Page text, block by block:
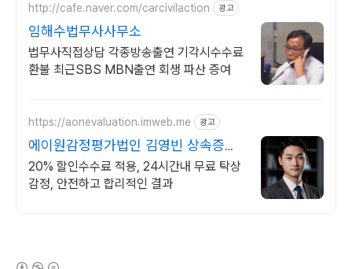
http://cafe.naver.com/carcivilaction 광고
임해수법무사사무소
법무사직접상담 각종방송출연 기각시수수료
환불 최근SBS MBN출연 회생 파산 증여
https://aonevaluation.imweb.me 광고
에이원감정평가법인 김영빈 상속증여
세 절세
20% 할인수수료 적용, 24시간내 무료 탁상
감정, 안전하고 합리적인 결과